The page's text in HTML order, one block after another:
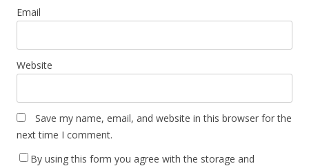
Email
Website
Save my name, email, and website in this browser for the
next time I comment.
By using this form you agree with the storage and